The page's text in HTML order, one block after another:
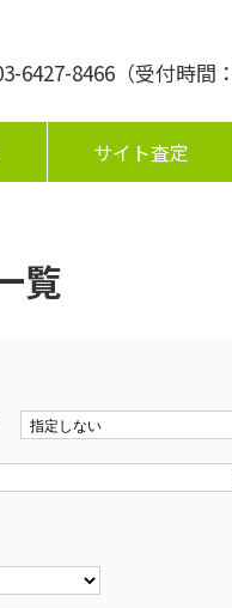
6427-8466 （受付時間
サイト査定
覧